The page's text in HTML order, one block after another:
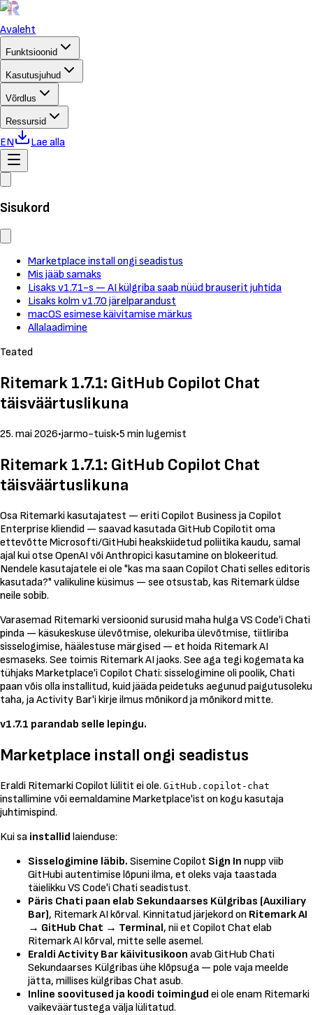
Avaleht
Funktsioonid
Kasutusjuhud
Võrdlus
Ressursid
EN Lae alla
Sisukord
Marketplace install ongi seadistus
Mis jääb samaks
Lisaks v1.7.1-s — AI külgriba saab nüüd brauserit juhtida
Lisaks kolm v1.7.0 järelparandust
macOS esimese käivitamise märkus
Allalaadimine
Teated
Ritemark 1.7.1: GitHub Copilot Chat
täisväärtuslikuna
25. mai 2026•jarmo-tuisk•5 min lugemist
Ritemark 1.7.1: GitHub Copilot Chat
täisväärtuslikuna
Osa Ritemarki kasutajatest — eriti Copilot Business ja Copilot
Enterprise kliendid — saavad kasutada GitHub Copilotit oma
ettevõtte Microsofti/GitHubi heakskiidetud poliitika kaudu, samal
ajal kui otse OpenAI või Anthropici kasutamine on blokeeritud.
Nendele kasutajatele ei ole "kas ma saan Copilot Chati selles editoris
kasutada?" valikuline küsimus — see otsustab, kas Ritemark üldse
neile sobib.
Varasemad Ritemarki versioonid surusid maha hulga VS Code'i Chati
pinda — käsukeskuse ülevõtmise, olekuriba ülevõtmise, tiitliriba
sisselogimise, häälestuse märgised — et hoida Ritemark AI
esmaseks. See toimis Ritemark AI jaoks. See aga tegi kogemata ka
tühjaks Marketplace'i Copilot Chati: sisselogimine oli poolik, Chati
paan võis olla installitud, kuid jääda peidetuks aegunud paigutusoleku
taha, ja Activity Bar'i kirje ilmus mõnikord ja mõnikord mitte.
v1.7.1 parandab selle lepingu.
Marketplace install ongi seadistus
Eraldi Ritemarki Copilot lülitit ei ole. GitHub.copilot-chat
installimine või eemaldamine Marketplace'ist on kogu kasutaja
juhtimispind.
Kui sa installid laienduse:
Sisselogimine läbib. Sisemine Copilot Sign In nupp viib
GitHubi autentimise lõpuni ilma, et oleks vaja taastada
täielikku VS Code'i Chati seadistust.
Päris Chati paan elab Sekundaarses Külgribas (Auxiliary
Bar), Ritemark AI kõrval. Kinnitatud järjekord on Ritemark AI
→ GitHub Chat → Terminal, nii et Copilot Chat elab
Ritemark AI kõrval, mitte selle asemel.
Eraldi Activity Bar käivitusikoon avab GitHub Chati
Sekundaarses Külgribas ühe klõpsuga — pole vaja meelde
jätta, millises külgribas Chat asub.
Inline soovitused ja koodi toimingud ei ole enam Ritemarki
vaikeväärtustega välja lülitatud.